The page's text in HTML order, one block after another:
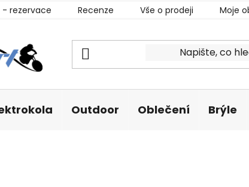
- rezervace Recenze Vše o prodeji Moje
Outdoor Oblečení Brýle